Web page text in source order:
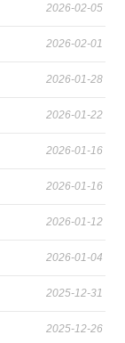
2026-02-05
2026-02-01
2026-01-28
2026-01-22
2026-01-16
2026-01-16
2026-01-12
2026-01-04
2025-12-31
2025-12-26